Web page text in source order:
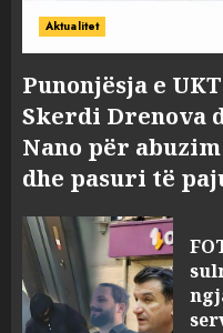
Aktualitet
Punonjësja e
Skerdi Drenova
Nano për
dhe pasuri të